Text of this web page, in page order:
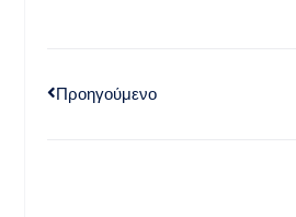
Προηγούμενο